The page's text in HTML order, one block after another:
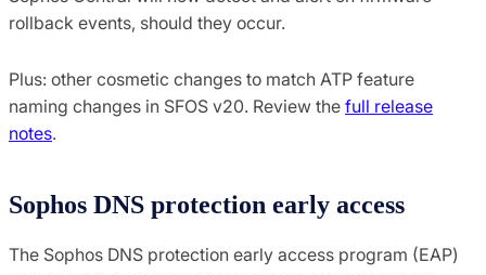
rollback events, should they occur.
Plus: other cosmetic changes to match ATP feature
naming changes in SFOS v20. Review the full release
notes.
Sophos DNS protection early access
The Sophos DNS protection early access program (EAP)